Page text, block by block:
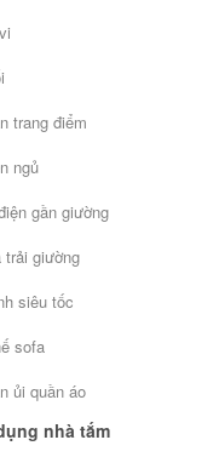
ĐỒ
trang điểm
ngủ
gần giường
trải giường
siêu tốc
sofa
ủi quần áo
nhà tắm